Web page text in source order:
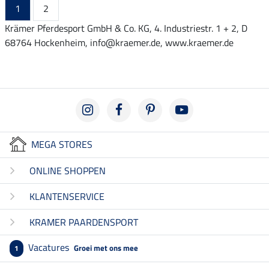
1
2
Krämer Pferdesport GmbH & Co. KG, 4. Industriestr. 1 + 2, D
68764 Hockenheim, info@kraemer.de, www.kraemer.de
MEGA STORES
ONLINE SHOPPEN
KLANTENSERVICE
KRAMER PAARDENSPORT
1 Vacatures Groei met ons mee